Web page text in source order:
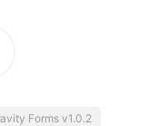
Forms v1.0.2